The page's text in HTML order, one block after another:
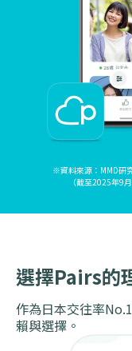
※資料來源：MMD研
（截至2025年9
選擇Pairs的
作為日本交往率
賴與選擇。